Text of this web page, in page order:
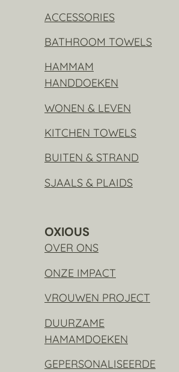
ACCESSORIES
BATHROOM TOWELS
HAMMAM
HANDDOEKEN
WONEN & LEVEN
KITCHEN TOWELS
BUITEN & STRAND
SJAALS & PLAIDS
OXIOUS
OVER ONS
ONZE IMPACT
VROUWEN PROJECT
DUURZAME
HAMAMDOEKEN
GEPERSONALISEERDE